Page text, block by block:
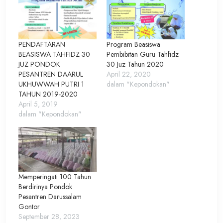
PENDAFTARAN
BEASISWA TAHFIDZ 30
JUZ PONDOK
PESANTREN DAARUL
UKHUWWAH PUTRI 1
TAHUN 2019-2020
April 5, 2019
dalam "Kepondokan"
Program Beasiswa
Pembibitan Guru Tahfidz
30 Juz Tahun 2020
April 22, 2020
dalam "Kepondokan"
Memperingati 100 Tahun
Berdirinya Pondok
Pesantren Darussalam
Gontor
September 28, 2023